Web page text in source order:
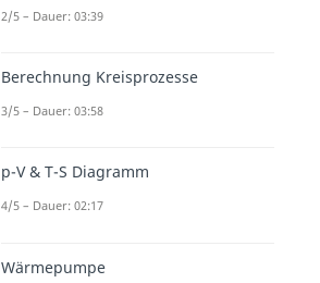
2/5 – Dauer: 03:39
Berechnung Kreisprozesse
3/5 – Dauer: 03:58
p-V & T-S Diagramm
4/5 – Dauer: 02:17
Wärmepumpe